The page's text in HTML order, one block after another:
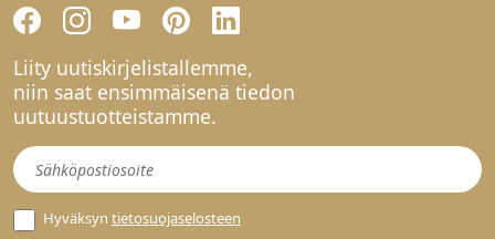
Liity uutiskirjelistallemme,
niin saat ensimmäisenä tiedon
uutuustuotteistamme.
Uutiskirje
Hyväksyn tietosuojaselosteen